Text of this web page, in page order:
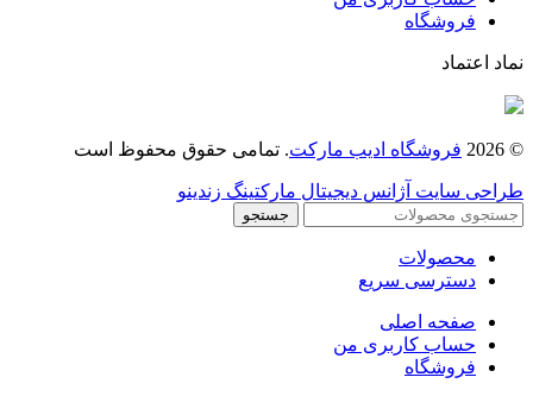
فروشگاه
نماد اعتماد
© 2026 فروشگاه ادیب مارکت. تمامی حقوق محفوظ است
طراحی سایت آژانس دیجیتال مارکتینگ زندینو
جستجو
محصولات
دسترسی سریع
صفحه اصلی
حساب کاربری من
فروشگاه